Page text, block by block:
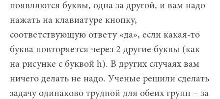
появляются буквы, одна за другой, и вам надо
нажать на клавиатуре кнопку,
соответствующую ответу «да», если какая-то
буква повторяется через 2 другие буквы (как
на рисунке с буквой h). В других случаях вам
ничего делать не надо. Ученые решили сделать
задачу одинаково трудной для обеих групп – за